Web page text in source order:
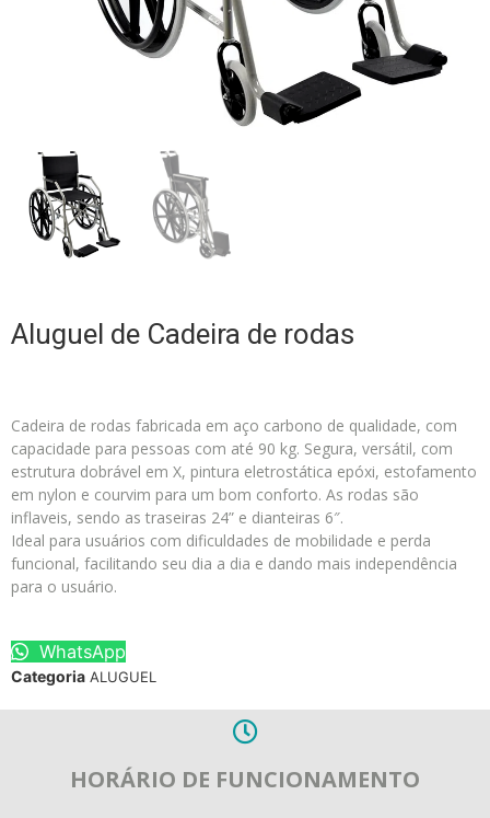
Aluguel de Cadeira de rodas
Cadeira de rodas fabricada em aço carbono de qualidade, com
capacidade para pessoas com até 90 kg. Segura, versátil, com
estrutura dobrável em X, pintura eletrostática epóxi, estofamento
em nylon e courvim para um bom conforto. As rodas são
inflaveis, sendo as traseiras 24” e dianteiras 6″.
Ideal para usuários com dificuldades de mobilidade e perda
funcional, facilitando seu dia a dia e dando mais independência
para o usuário.
WhatsApp
Categoria ALUGUEL
HORÁRIO DE FUNCIONAMENTO